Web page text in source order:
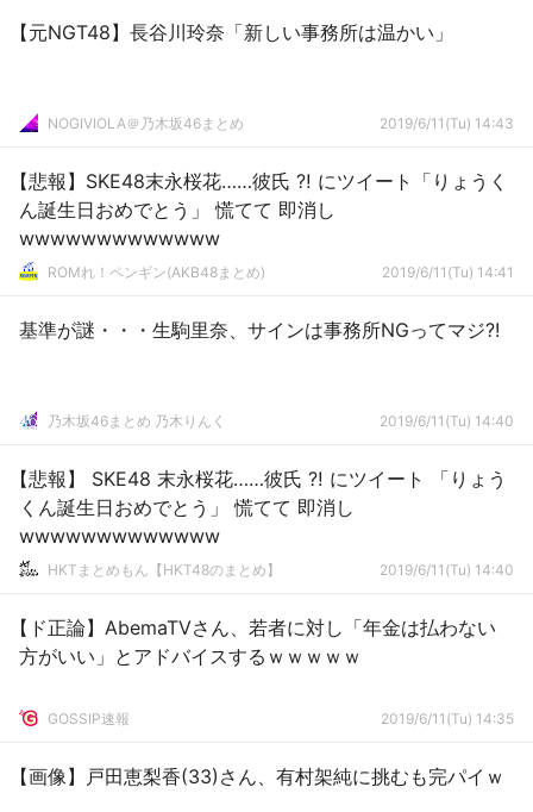
【元NGT48】長谷川玲奈「新しい事務所は温かい」
NOGIVIOLA＠乃木坂46まとめ 2019/6/11(Tu) 14:43
【悲報】SKE48末永桜花……彼氏 ⁈ にツイート「りょうく
ん誕生日おめでとう」 慌てて 即消し
wwwwwwwwwwwww
ROMれ！ペンギン(AKB48まとめ) 2019/6/11(Tu) 14:41
基準が謎・・・生駒里奈、サインは事務所NGってマジ?!
乃木坂46まとめ 乃木りんく 2019/6/11(Tu) 14:40
【悲報】 SKE48 末永桜花……彼氏 ⁈ にツイート 「りょう
くん誕生日おめでとう」 慌てて 即消し
wwwwwwwwwwwww
HKTまとめもん【HKT48のまとめ】 2019/6/11(Tu) 14:40
【ド正論】AbemaTVさん、若者に対し「年金は払わない
方がいい」とアドバイスするｗｗｗｗｗ
GOSSIP速報 2019/6/11(Tu) 14:35
【画像】戸田恵梨香(33)さん、有村架純に挑むも完パイｗ